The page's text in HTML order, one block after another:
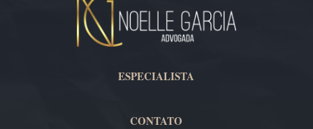
ESPECIALISTA
CONTATO